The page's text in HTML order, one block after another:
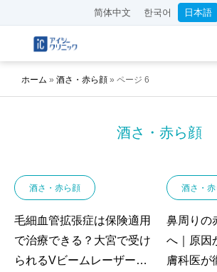
简体中文 한국어 日本語
ホーム » 酒さ・赤ら顔 » ページ 6
酒さ・赤ら顔
酒さ・赤ら顔
毛細血管拡張症は保険適用
で治療できる？大宮で受け
られるVビームレーザー治
酒さ・
鼻周りの
へ｜原因
膚科医が